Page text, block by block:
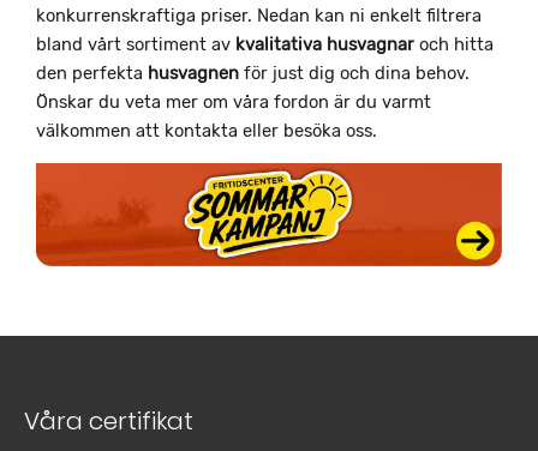
konkurrenskraftiga priser. Nedan kan ni enkelt filtrera
bland vårt sortiment av kvalitativa husvagnar och hitta
den perfekta husvagnen för just dig och dina behov.
Önskar du veta mer om våra fordon är du varmt
välkommen att kontakta eller besöka oss.
Våra certifikat